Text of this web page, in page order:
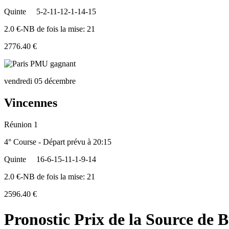
Quinte
5-2-11-12-1-14-15
2.0 €-NB de fois la mise: 21
2776.40 €
vendredi 05 décembre
Vincennes
Réunion 1
4° Course - Départ prévu à 20:15
Quinte
16-6-15-11-1-9-14
2.0 €-NB de fois la mise: 21
2596.40 €
Pronostic Prix de la Source de